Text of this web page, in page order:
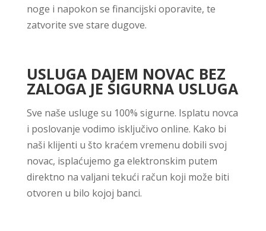
noge i napokon se financijski oporavite, te
zatvorite sve stare dugove.
USLUGA DAJEM NOVAC BEZ
ZALOGA JE SIGURNA USLUGA
Sve naše usluge su 100% sigurne. Isplatu novca
i poslovanje vodimo isključivo online. Kako bi
naši klijenti u što kraćem vremenu dobili svoj
novac, isplaćujemo ga elektronskim putem
direktno na valjani tekući račun koji može biti
otvoren u bilo kojoj banci.